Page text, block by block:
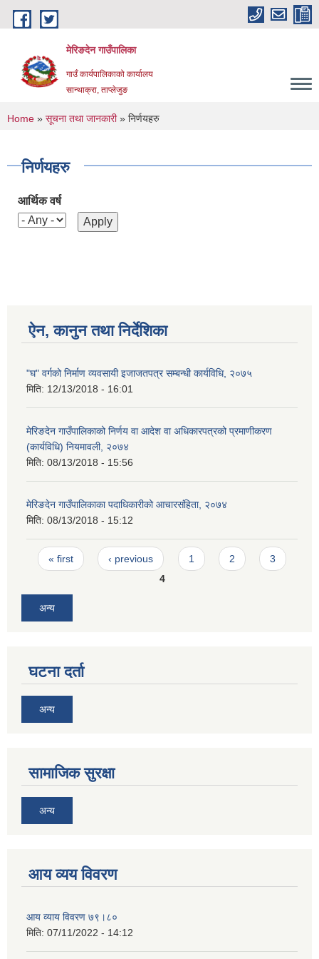
Skip to main content
मेरिङदेन गाउँपालिका
गाउँ कार्यपालिकाको कार्यालय
सान्थाक्रा, ताप्लेजुङ
You are here
Home » सूचना तथा जानकारी» निर्णयहरु
निर्णयहरु
आर्थिक वर्ष
ऐन, कानुन तथा निर्देशिका
"घ" वर्गको निर्माण व्यवसायी इजाजतपत्र सम्बन्धी कार्यविधि, २०७५
मिति: 12/13/2018 - 16:01
मेरिङदेन गाउँपालिकाको निर्णय वा आदेश वा अधिकारपत्रको प्रमाणीकरण
(कार्यविधि) नियमावली, २०७४
मिति: 08/13/2018 - 15:56
मेरिङदेन गाउँपालिकाका पदाधिकारीको आचारसंहिता, २०७४
मिति: 08/13/2018 - 15:12
Pages
« first ‹ previous 1 2
3
4
अन्य
घटना दर्ता
अन्य
सामाजिक सुरक्षा
अन्य
आय व्यय विवरण
आय व्याय विवरण ७९।८०
मिति: 07/11/2022 - 14:12